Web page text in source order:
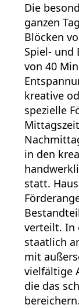
Die
ganzen
Blöcken
Spiel- und
von 40
kreative
spezielle
in den
statt.
verteilt. In
staatlich
mit
vielfältige
die das
bereichern.